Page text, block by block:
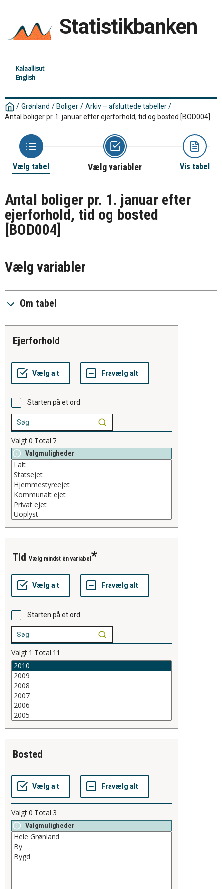
Statistikbanken
Kalaallisut
English
/ Grønland / Boliger / Arkiv – afsluttede tabeller /
Antal boliger pr. 1. januar efter ejerforhold, tid og bosted [BOD004]
Vælg tabel Vælg variabler Vis tabel
Antal boliger pr. 1. januar efter
ejerforhold, tid og bosted
[BOD004]
Vælg variabler
Om tabel
ejerforhold
Starten på et ord
Valgt0 Total 7
Valgmuligheder
tid Vælg mindst én variabel
Starten på et ord
Valgt 1 Total 11
bosted
Valgt0 Total 3
Valgmuligheder